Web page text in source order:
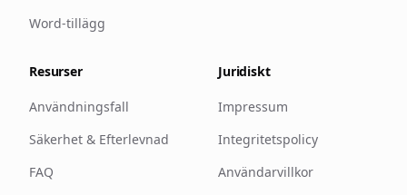
Word-tillägg
Resurser
Användningsfall
Säkerhet & Efterlevnad
FAQ
Juridiskt
Impressum
Integritetspolicy
Användarvillkor